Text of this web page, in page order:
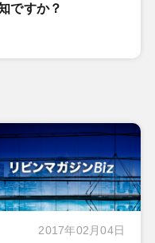
ですか？
2017年02月04日